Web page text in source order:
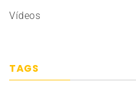
Vídeos
TAGS